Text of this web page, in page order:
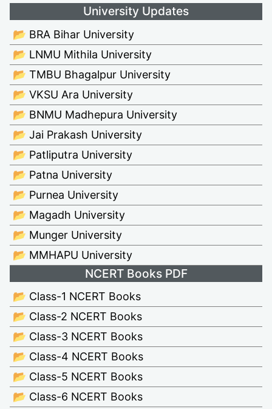
University Updates
📂 BRA Bihar University
📂 LNMU Mithila University
📂 TMBU Bhagalpur University
📂 VKSU Ara University
📂 BNMU Madhepura University
📂 Jai Prakash University
📂 Patliputra University
📂 Patna University
📂 Purnea University
📂 Magadh University
📂 Munger University
📂 MMHAPU University
NCERT Books PDF
📂 Class-1 NCERT Books
📂 Class-2 NCERT Books
📂 Class-3 NCERT Books
📂 Class-4 NCERT Books
📂 Class-5 NCERT Books
📂 Class-6 NCERT Books